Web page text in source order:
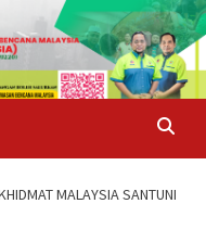
MALAYSIA SANTUNI